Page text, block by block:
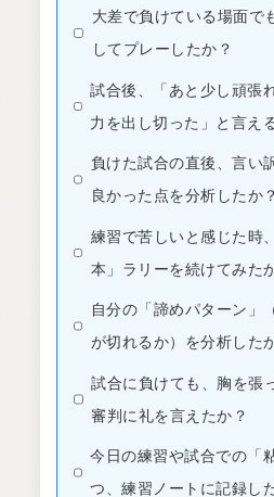
大差で負けている場面で
してプレーしたか？
試合後、「あと少し頑張
力を出し切った」と言え
負けた試合の直後、言い
良かった点を分析したか？
練習で苦しいと感じた時
本」ラリーを続けてみた
自分の「諦めパターン」
が切れるか）を分析した
試合に負けても、胸を張
審判に礼を言えたか？
今日の練習や試合での「
つ、練習ノートに記録し